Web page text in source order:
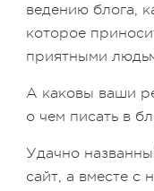
ведению блога,
которое
приятными
А каковы ваши
о чем писать в
Удачно
сайт, а вместе с